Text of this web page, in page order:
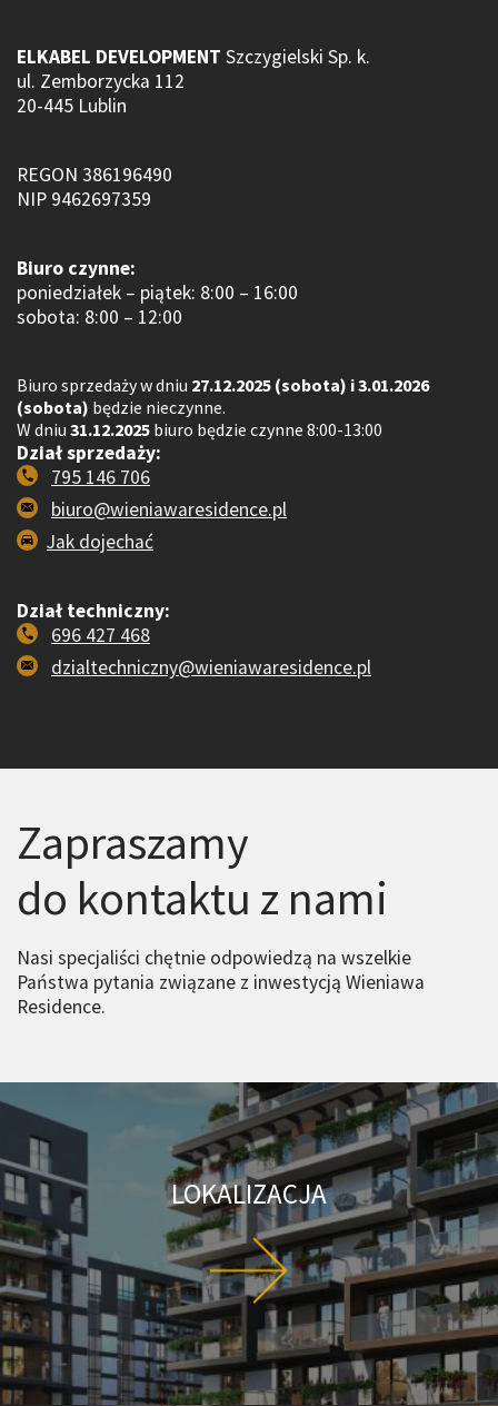
ELKABEL DEVELOPMENT Szczygielski Sp. k.
ul. Zemborzycka 112
20-445 Lublin
REGON 386196490
NIP 9462697359
Biuro czynne:
poniedziałek – piątek: 8:00 – 16:00
sobota: 8:00 – 12:00
Biuro sprzedaży w dniu 27.12.2025 (sobota) i 3.01.2026
(sobota) będzie nieczynne.
W dniu 31.12.2025 biuro będzie czynne 8:00-13:00
Dział sprzedaży:
795 146 706
biuro@wieniawaresidence.pl
Jak dojechać
Dział techniczny:
696 427 468
dzialtechniczny@wieniawaresidence.pl
Zapraszamy
do kontaktu z nami
Nasi specjaliści chętnie odpowiedzą na wszelkie
Państwa pytania związane z inwestycją Wieniawa
Residence.
LOKALIZACJA